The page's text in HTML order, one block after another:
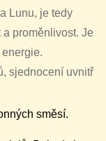
Lunu, je tedy
proměnlivost. Je
sjednocení uvnitř
směsí.